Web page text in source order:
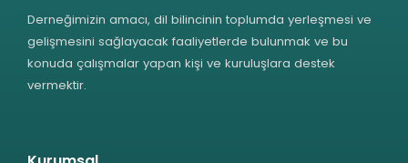
Derneğimizin amacı, dil bilincinin toplumda yerleşmesi ve
gelişmesini sağlayacak faaliyetlerde bulunmak ve bu
konuda çalışmalar yapan kişi ve kuruluşlara destek
vermektir.